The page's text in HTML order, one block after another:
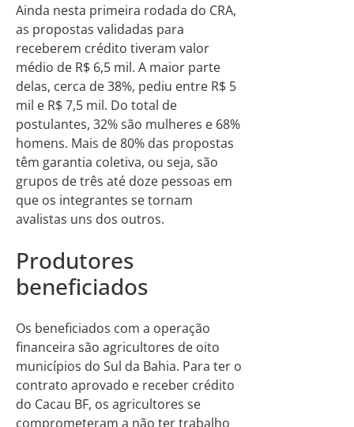
Ainda nesta primeira rodada do CRA,
as propostas validadas para
receberem crédito tiveram valor
médio de R$ 6,5 mil. A maior parte
delas, cerca de 38%, pediu entre R$ 5
mil e R$ 7,5 mil. Do total de
postulantes, 32% são mulheres e 68%
homens. Mais de 80% das propostas
têm garantia coletiva, ou seja, são
grupos de três até doze pessoas em
que os integrantes se tornam
avalistas uns dos outros.
Produtores
beneficiados
Os beneficiados com a operação
financeira são agricultores de oito
municípios do Sul da Bahia. Para ter o
contrato aprovado e receber crédito
do Cacau BF, os agricultores se
comprometeram a não ter trabalho